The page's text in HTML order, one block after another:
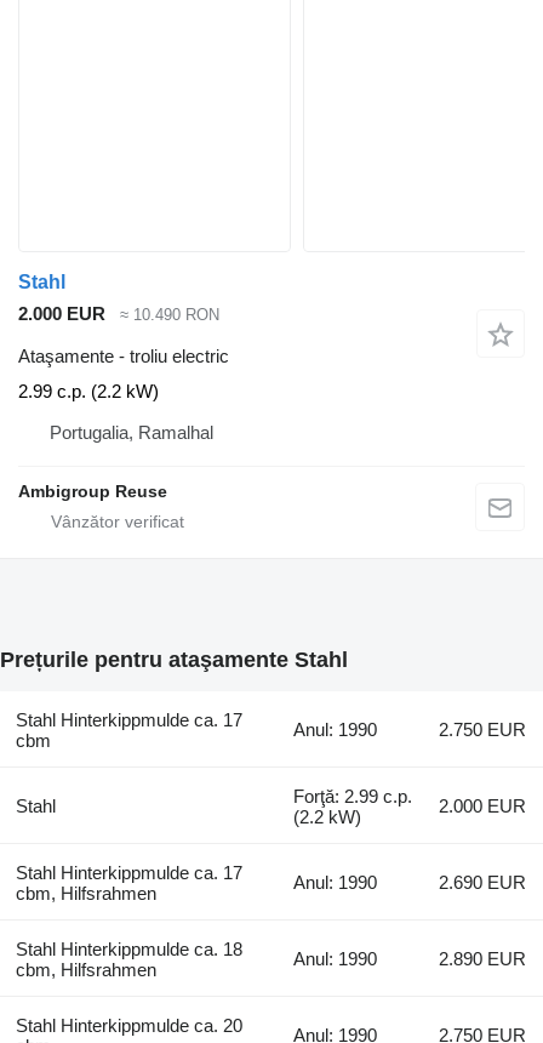
Stahl
2.000 EUR
≈ 10.490 RON
Ataşamente - troliu electric
2.99 c.p. (2.2 kW)
Portugalia, Ramalhal
Ambigroup Reuse
Prețurile pentru ataşamente Stahl
Stahl Hinterkippmulde ca. 17
cbm
Anul: 1990 2.750 EUR
Stahl
Forţă: 2.99 c.p.
(2.2 kW)
2.000 EUR
Stahl Hinterkippmulde ca. 17
cbm, Hilfsrahmen
Anul: 1990 2.690 EUR
Stahl Hinterkippmulde ca. 18
cbm, Hilfsrahmen
Anul: 1990 2.890 EUR
Stahl Hinterkippmulde ca. 20
Anul: 1990 2.750 EUR